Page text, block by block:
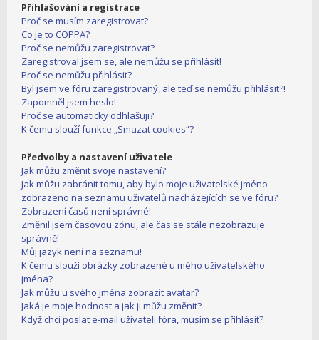
Přihlašování a registrace
Proč se musím zaregistrovat?
Co je to COPPA?
Proč se nemůžu zaregistrovat?
Zaregistroval jsem se, ale nemůžu se přihlásit!
Proč se nemůžu přihlásit?
Byl jsem ve fóru zaregistrovaný, ale teď se nemůžu přihlásit?!
Zapomněl jsem heslo!
Proč se automaticky odhlašuji?
K čemu slouží funkce „Smazat cookies“?
Předvolby a nastavení uživatele
Jak můžu změnit svoje nastavení?
Jak můžu zabránit tomu, aby bylo moje uživatelské jméno
zobrazeno na seznamu uživatelů nacházejících se ve fóru?
Zobrazení časů není správné!
Změnil jsem časovou zónu, ale čas se stále nezobrazuje
správně!
Můj jazyk není na seznamu!
K čemu slouží obrázky zobrazené u mého uživatelského
jména?
Jak můžu u svého jména zobrazit avatar?
Jaká je moje hodnost a jak ji můžu změnit?
Když chci poslat e-mail uživateli fóra, musím se přihlásit?